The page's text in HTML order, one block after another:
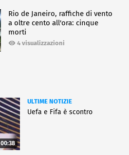
Rio de Janeiro, raffiche di vento
a oltre cento all'ora: cinque
morti
4 visualizzazioni
00:38
ULTIME NOTIZIE
Uefa e Fifa è scontro